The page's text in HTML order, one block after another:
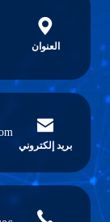
العنوان
بريد إلكتروني